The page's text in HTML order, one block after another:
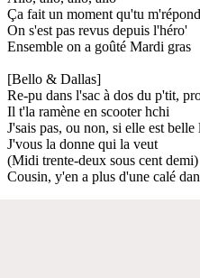
Ça fait un moment qu'tu
On s'est pas revus depuis l'héro'
Ensemble on a goûté Mardi gras
[Bello & Dallas]
Re-pu dans l'sac à dos du p'tit,
Il t'la ramène en scooter hchi
J'sais pas, ou non, si elle est belle
J'vous la donne qui la veut
(Midi trente-deux sous cent demi)
Cousin, y'en a plus d'une calé